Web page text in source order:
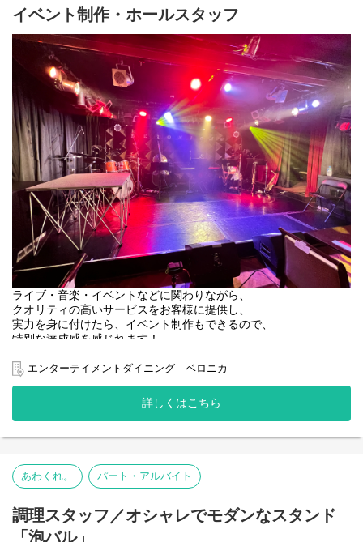
イベント制作・ホールスタッフ
ライブ・音楽・イベントなどに関わりながら、
クオリティの高いサービスをお客様に提供し、
実力を身に付けたら、イベント制作もできるので、
特別な達成感を感じれます！
接客・ホール業務
・ホール全般サービス(提供 / ドリンク作成)
・ドリンクやフードの注文対応、提供サービス
・お皿やグラスの片付け
エンターテイメントダイニング ベロニカ
詳しくはこちら
あわくれ。 パート・アルバイト
調理スタッフ／オシャレでモダンなスタンド
「泡バル」